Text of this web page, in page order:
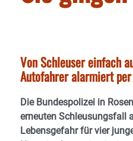
Von Schleuser einfach
Autofahrer alarmiert
Die Bundespolizei in
erneuten Schleusungsfall
Lebensgefahr für vier